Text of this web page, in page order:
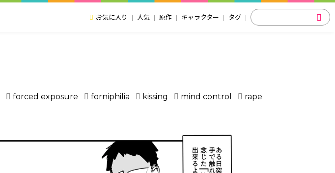
お気に入り 人気 原作 キャラクター タグ
forced exposure forniphilia kissing mind control
rape